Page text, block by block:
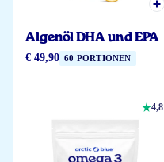
Algenöl DHA und EPA
€ 49,90 60 PORTIONEN
4,8